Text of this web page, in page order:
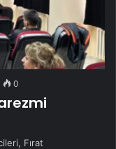
0
Fırat